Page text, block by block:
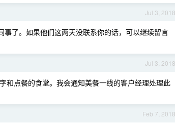
Jul 3, 2018
了。如果他们这两天没联系你的话，可以继续留言
Jul 3, 2018
和点餐的食堂。我会通知美餐一线的客户经理处理此
Feb 7, 2018